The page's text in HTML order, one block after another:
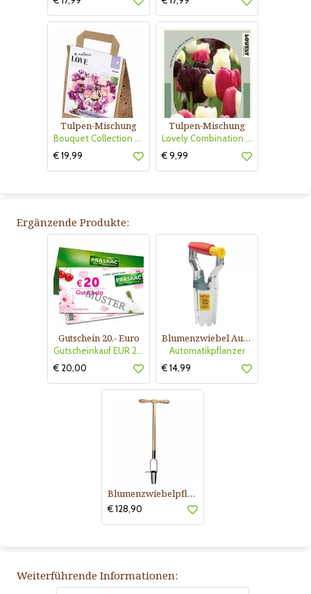
Tulpen-Mischung
Bouquet Collection Purple&Pink
€ 19,99
Tulpen-Mischung
Lovely Combination Einf.Späte Tulpen schwa.,pink,weiß
€ 9,99
Ergänzende Produkte:
Gutschein 20.- Euro
Gutscheinkauf EUR 20.-
€ 20,00
Blumenzwiebel Automatikpflanzer
Automatikpflanzer
€ 14,99
Blumenzwiebelpflanzer
€ 128,90
Weiterführende Informationen: